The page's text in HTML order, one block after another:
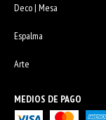
Deco | Mesa
Espalma
Arte
MEDIOS DE PAGO